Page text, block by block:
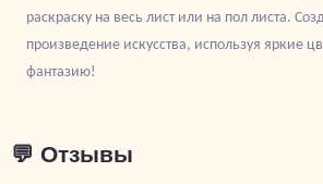
раскраску на весь лист или на пол листа.
произведение искусства, используя яркие
фантазию!
💬 Отзывы